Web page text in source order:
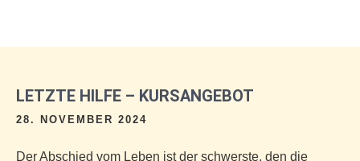
LETZTE HILFE – KURSANGEBOT
28. NOVEMBER 2024
Der Abschied vom Leben ist der schwerste, den die